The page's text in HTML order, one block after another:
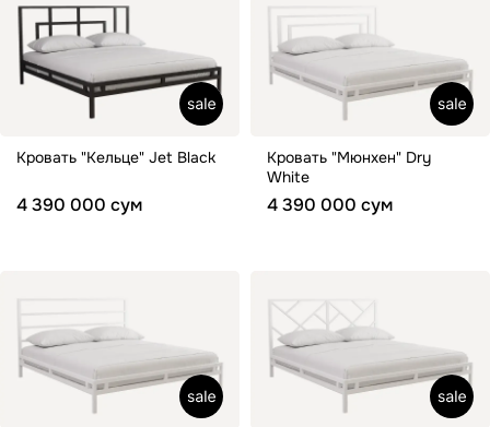
Кровать "Кельце" Jet Black
4 390 000 сум
Кровать "Мюнхен" Dry
White
4 390 000 сум